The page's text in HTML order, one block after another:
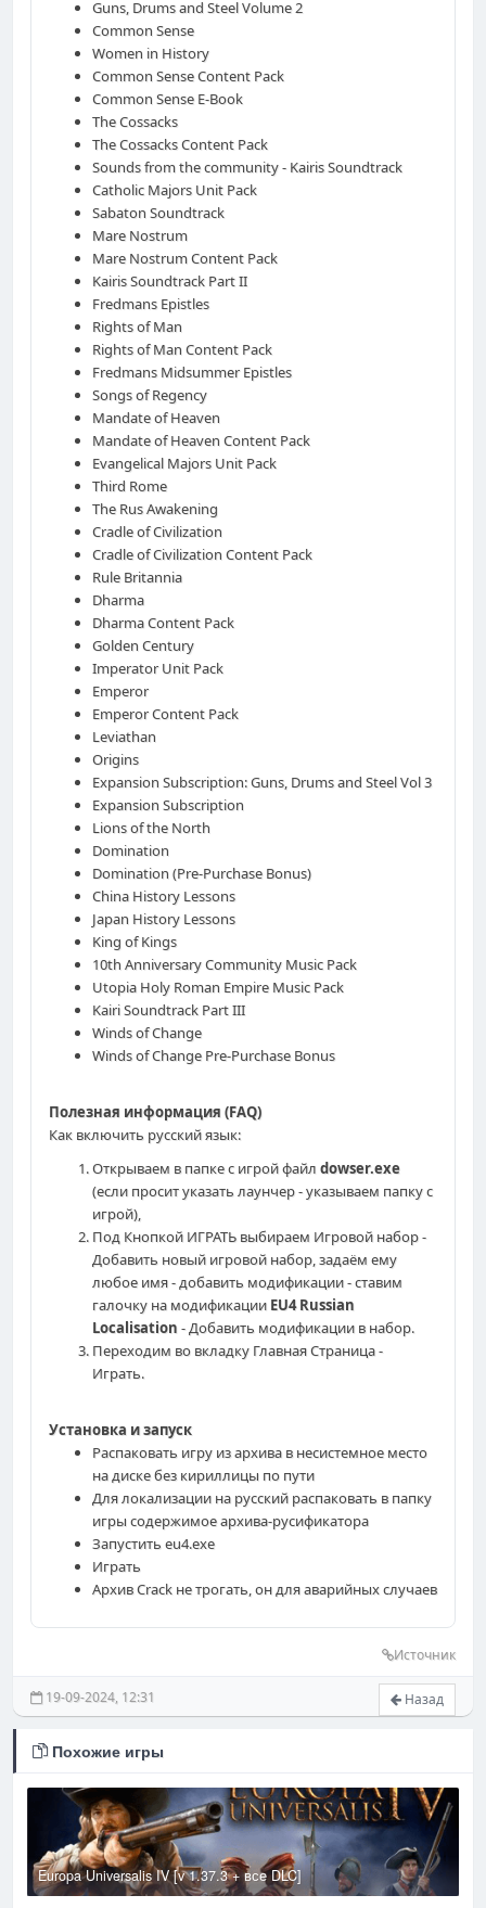
Guns, Drums and Steel Volume 2
Common Sense
Women in History
Common Sense Content Pack
Common Sense E-Book
The Cossacks
The Cossacks Content Pack
Sounds from the community - Kairis Soundtrack
Catholic Majors Unit Pack
Sabaton Soundtrack
Mare Nostrum
Mare Nostrum Content Pack
Kairis Soundtrack Part II
Fredmans Epistles
Rights of Man
Rights of Man Content Pack
Fredmans Midsummer Epistles
Songs of Regency
Mandate of Heaven
Mandate of Heaven Content Pack
Evangelical Majors Unit Pack
Third Rome
The Rus Awakening
Cradle of Civilization
Cradle of Civilization Content Pack
Rule Britannia
Dharma
Dharma Content Pack
Golden Century
Imperator Unit Pack
Emperor
Emperor Content Pack
Leviathan
Origins
Expansion Subscription: Guns, Drums and Steel Vol 3
Expansion Subscription
Lions of the North
Domination
Domination (Pre-Purchase Bonus)
China History Lessons
Japan History Lessons
King of Kings
10th Anniversary Community Music Pack
Utopia Holy Roman Empire Music Pack
Kairi Soundtrack Part III
Winds of Change
Winds of Change Pre-Purchase Bonus
Полезная информация (FAQ)
Как включить русский язык:
Открываем в папке с игрой файл dowser.exe
(если просит указать лаунчер - указываем папку с
игрой),
Под Кнопкой ИГРАТЬ выбираем Игровой набор -
Добавить новый игровой набор, задаём ему
любое имя - добавить модификации - ставим
галочку на модификации EU4 Russian
Localisation - Добавить модификации в набор.
Переходим во вкладку Главная Страница -
Играть.
Установка и запуск
Распаковать игру из архива в несистемное место
на диске без кириллицы по пути
Для локализации на русский распаковать в папку
игры содержимое архива-русификатора
Запустить eu4.exe
Играть
Архив Crack не трогать, он для аварийных случаев
Источник
Назад
19-09-2024, 12:31
Похожие игры
Europa Universalis IV [v 1.37.3 + все DLC]